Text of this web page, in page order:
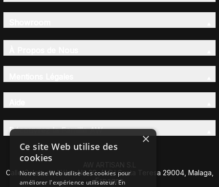
Découvrez la Famille AW
AW ARTISAN S.L
Calle Caleta de Vélez Nº 39-41 P.I Santa Teresa 29004, Malaga,
Espagne
×
Ce site Web utilise des
cookies
Notre site Web utilise des cookies pour
améliorer l'expérience utilisateur. En